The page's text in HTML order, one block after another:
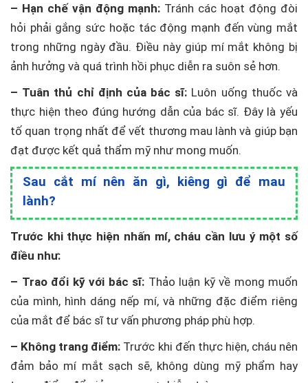
– Hạn chế vận động mạnh: Tránh các hoạt động đòi
hỏi phải gắng sức hoặc tác động mạnh đến vùng mắt
trong những ngày đầu. Điều này giúp mí mắt không bị
ảnh hưởng và quá trình hồi phục diễn ra suôn sẻ hơn.
– Tuân thủ chỉ định của bác sĩ: Luôn uống thuốc và
thực hiện theo đúng hướng dẫn của bác sĩ. Đây là yếu
tố quan trọng nhất để vết thương mau lành và giúp bạn
đạt được kết quả thẩm mỹ như mong muốn.
Sau cắt mí nên ăn gì, kiêng gì để mau
lành?
Trước khi thực hiện nhấn mí, cháu cần lưu ý một số
điều như:
– Trao đổi kỹ với bác sĩ: Thảo luận kỹ về mong muốn
của mình, hình dáng nếp mí, và những đặc điểm riêng
của mắt để bác sĩ tư vấn phương pháp phù hợp.
– Không trang điểm: Trước khi đến thực hiện, cháu nên
đảm bảo mí mắt sạch sẽ, không dùng mỹ phẩm hay